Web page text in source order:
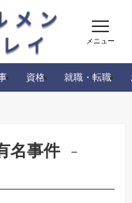
メニュー
資格 就職・転職
名事件
–